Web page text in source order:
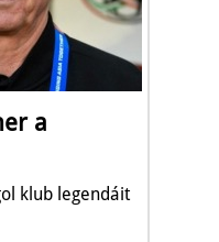
a
klub legendáit